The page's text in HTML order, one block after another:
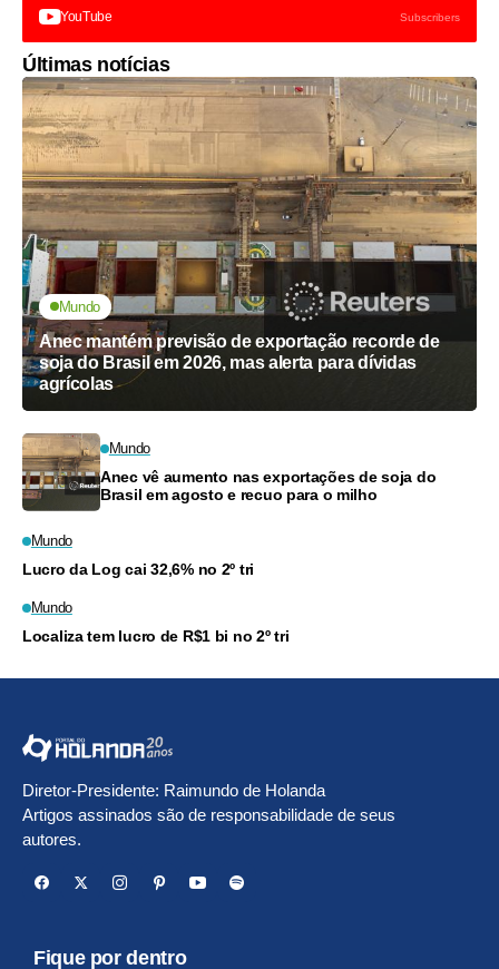
YouTube Subscribers
Últimas notícias
Mundo
Anec mantém previsão de exportação recorde de
soja do Brasil em 2026, mas alerta para dívidas
agrícolas
Mundo
Anec vê aumento nas exportações de soja do
Brasil em agosto e recuo para o milho
Mundo
Lucro da Log cai 32,6% no 2º tri
Mundo
Localiza tem lucro de R$1 bi no 2º tri
Diretor-Presidente: Raimundo de Holanda
Artigos assinados são de responsabilidade de seus
autores.
Fique por dentro